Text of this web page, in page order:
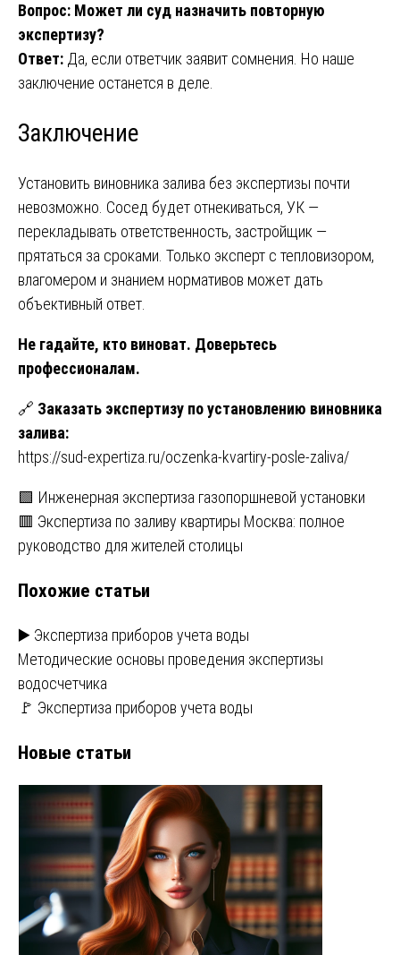
Вопрос: Может ли суд назначить повторную
экспертизу?
Ответ: Да, если ответчик заявит сомнения. Но наше
заключение останется в деле.
Заключение
Установить виновника залива без экспертизы почти
невозможно. Сосед будет отнекиваться, УК —
перекладывать ответственность, застройщик —
прятаться за сроками. Только эксперт с тепловизором,
влагомером и знанием нормативов может дать
объективный ответ.
Не гадайте, кто виноват. Доверьтесь
профессионалам.
🔗 Заказать экспертизу по установлению виновника
залива:
https://sud-expertiza.ru/oczenka-kvartiry-posle-zaliva/
Навигация
по
🟩 Инженерная экспертиза газопоршневой установки
🟥 Экспертиза по заливу квартиры Москва: полное
руководство для жителей столицы
Похожие статьи
▶️ Экспертиза приборов учета воды
Методические основы проведения экспертизы
водосчетчика
🚩 Экспертиза приборов учета воды
Новые статьи